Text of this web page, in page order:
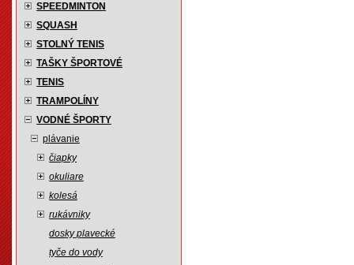
SPEEDMINTON
SQUASH
STOLNÝ TENIS
TAŠKY ŠPORTOVÉ
TENIS
TRAMPOLÍNY
VODNÉ ŠPORTY
plávanie
čiapky
okuliare
kolesá
rukávniky
dosky plavecké
tyče do vody